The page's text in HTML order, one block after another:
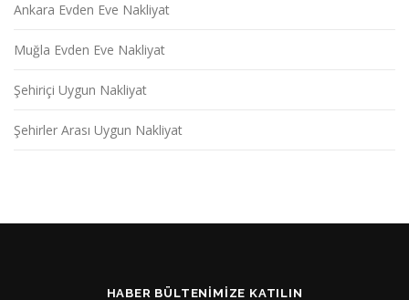
Ankara Evden Eve Nakliyat
Muğla Evden Eve Nakliyat
Şehiriçi Uygun Nakliyat
Şehirler Arası Uygun Nakliyat
HABER BÜLTENIMIZE KATILIN